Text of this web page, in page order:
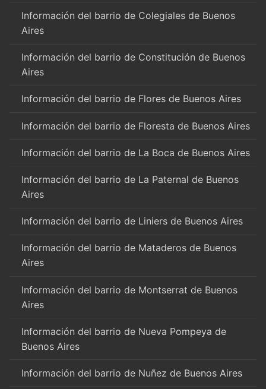
Información del barrio de Colegiales de Buenos
Aires
Información del barrio de Constitución de Buenos
Aires
Información del barrio de Flores de Buenos Aires
Información del barrio de Floresta de Buenos Aires
Información del barrio de La Boca de Buenos Aires
Información del barrio de La Paternal de Buenos
Aires
Información del barrio de Liniers de Buenos Aires
Información del barrio de Mataderos de Buenos
Aires
Información del barrio de Montserrat de Buenos
Aires
Información del barrio de Nueva Pompeya de
Buenos Aires
Información del barrio de Nuñez de Buenos Aires